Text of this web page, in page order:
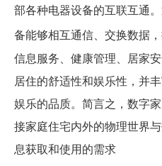
部各种电器设备的互联互通
备能够相互通信、交换数据
信息服务、健康管理、居家
居住的舒适性和娱乐性，并
娱乐的品质。简言之，数字
接家庭住宅内外的物理世界
息获取和使用的需求